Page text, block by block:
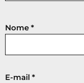
Nome *
E-mail *